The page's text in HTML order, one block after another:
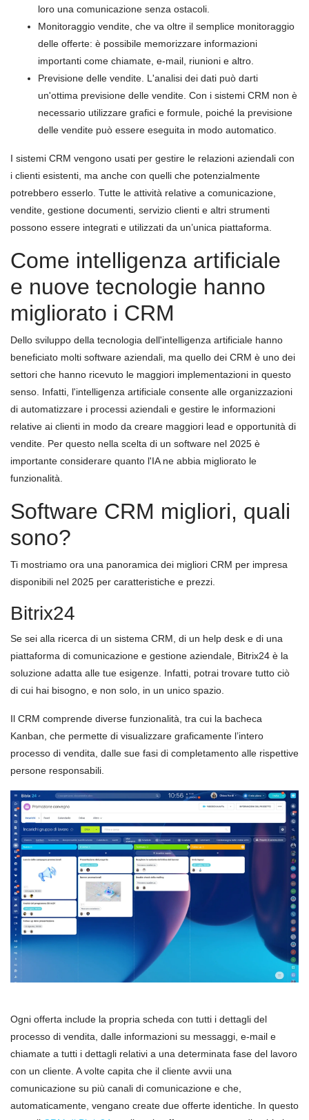
loro una comunicazione senza ostacoli.
Monitoraggio vendite, che va oltre il semplice monitoraggio
delle offerte: è possibile memorizzare informazioni
importanti come chiamate, e-mail, riunioni e altro.
Previsione delle vendite. L'analisi dei dati può darti
un'ottima previsione delle vendite. Con i sistemi CRM non è
necessario utilizzare grafici e formule, poiché la previsione
delle vendite può essere eseguita in modo automatico.
I sistemi CRM vengono usati per gestire le relazioni aziendali con
i clienti esistenti, ma anche con quelli che potenzialmente
potrebbero esserlo. Tutte le attività relative a comunicazione,
vendite, gestione documenti, servizio clienti e altri strumenti
possono essere integrati e utilizzati da un’unica piattaforma.
Come intelligenza artificiale
e nuove tecnologie hanno
migliorato i CRM
Dello sviluppo della tecnologia dell'intelligenza artificiale hanno
beneficiato molti software aziendali, ma quello dei CRM è uno dei
settori che hanno ricevuto le maggiori implementazioni in questo
senso. Infatti, l'intelligenza artificiale consente alle organizzazioni
di automatizzare i processi aziendali e gestire le informazioni
relative ai clienti in modo da creare maggiori lead e opportunità di
vendite. Per questo nella scelta di un software nel 2025 è
importante considerare quanto l'IA ne abbia migliorato le
funzionalità.
Software CRM migliori, quali
sono?
Ti mostriamo ora una panoramica dei migliori CRM per impresa
disponibili nel 2025 per caratteristiche e prezzi.
Bitrix24
Se sei alla ricerca di un sistema CRM, di un help desk e di una
piattaforma di comunicazione e gestione aziendale, Bitrix24 è la
soluzione adatta alle tue esigenze. Infatti, potrai trovare tutto ciò
di cui hai bisogno, e non solo, in un unico spazio.
Il CRM comprende diverse funzionalità, tra cui la bacheca
Kanban, che permette di visualizzare graficamente l’intero
processo di vendita, dalle sue fasi di completamento alle rispettive
persone responsabili.
Ogni offerta include la propria scheda con tutti i dettagli del
processo di vendita, dalle informazioni su messaggi, e-mail e
chiamate a tutti i dettagli relativi a una determinata fase del lavoro
con un cliente. A volte capita che il cliente avvii una
comunicazione su più canali di comunicazione e che,
automaticamente, vengano create due offerte identiche. In questo